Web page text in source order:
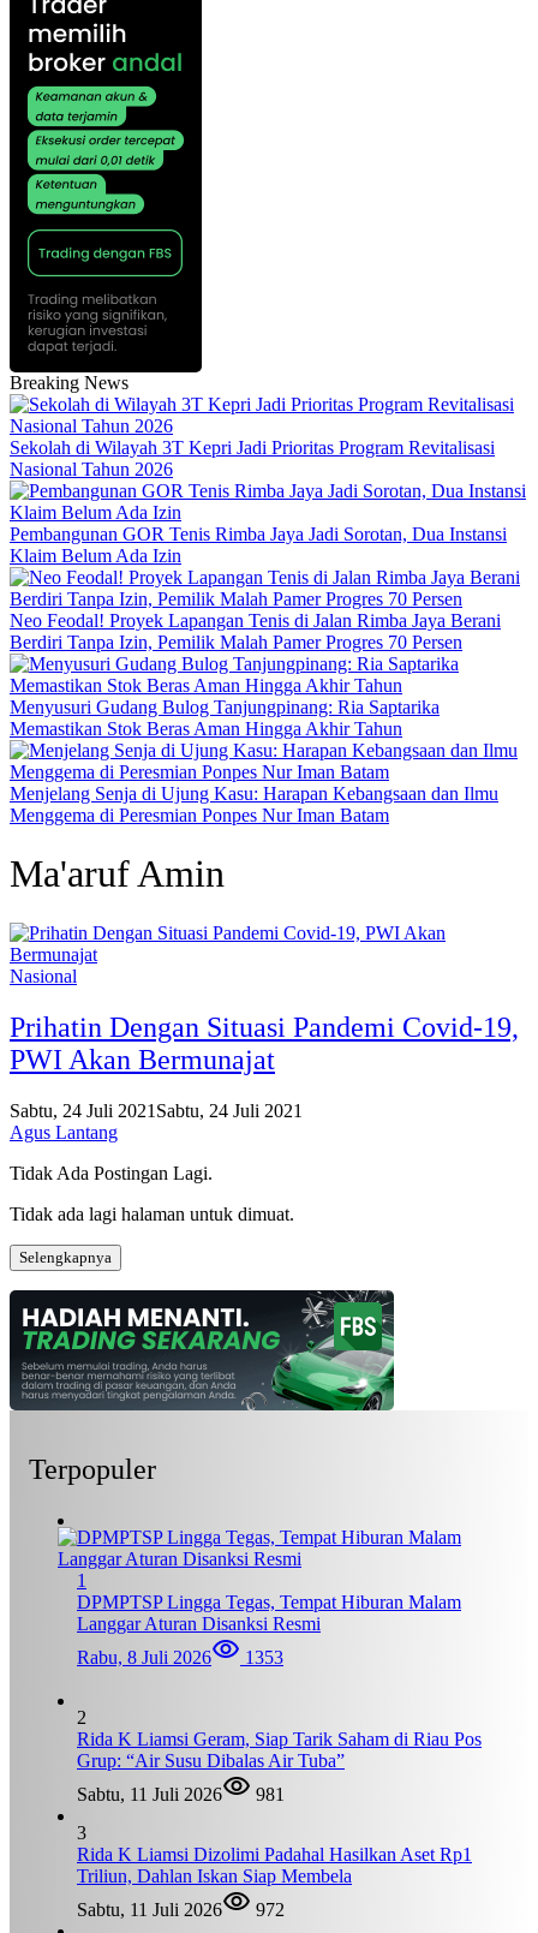
Breaking News
Sekolah di Wilayah 3T Kepri Jadi Prioritas Program Revitalisasi
Nasional Tahun 2026
Pembangunan GOR Tenis Rimba Jaya Jadi Sorotan, Dua Instansi
Klaim Belum Ada Izin
Neo Feodal! Proyek Lapangan Tenis di Jalan Rimba Jaya Berani
Berdiri Tanpa Izin, Pemilik Malah Pamer Progres 70 Persen
Menyusuri Gudang Bulog Tanjungpinang: Ria Saptarika
Memastikan Stok Beras Aman Hingga Akhir Tahun
Menjelang Senja di Ujung Kasu: Harapan Kebangsaan dan Ilmu
Menggema di Peresmian Ponpes Nur Iman Batam
Ma'aruf Amin
Nasional
Prihatin Dengan Situasi Pandemi Covid-19,
PWI Akan Bermunajat
Sabtu, 24 Juli 2021 Sabtu, 24 Juli 2021
Agus Lantang
Tidak Ada Postingan Lagi.
Tidak ada lagi halaman untuk dimuat.
Selengkapnya
Terpopuler
1
DPMPTSP Lingga Tegas, Tempat Hiburan Malam
Langgar Aturan Disanksi Resmi
Rabu, 8 Juli 2026
1353
2
Rida K Liamsi Geram, Siap Tarik Saham di Riau Pos
Grup: “Air Susu Dibalas Air Tuba”
Sabtu, 11 Juli 2026
981
3
Rida K Liamsi Dizolimi Padahal Hasilkan Aset Rp1
Triliun, Dahlan Iskan Siap Membela
Sabtu, 11 Juli 2026
972